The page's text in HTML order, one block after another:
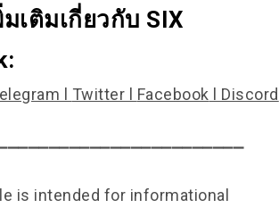
มเติมเกี่ยวกับ SIX
Twitter Facebook Discord
is intended for informational